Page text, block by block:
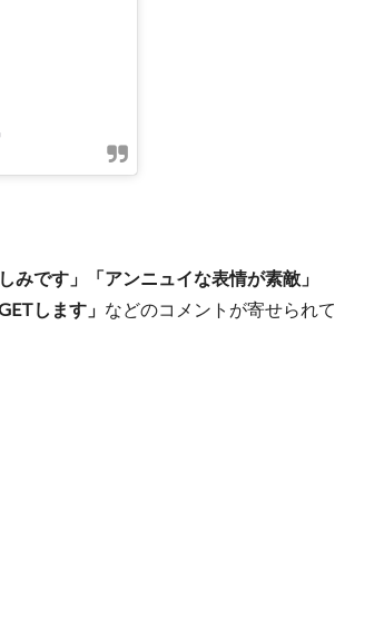
みです」「アンニュイな表情が素敵」
します」 などのコメントが寄せられて